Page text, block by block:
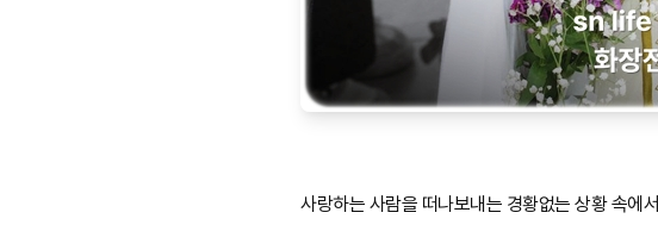
사랑하는 사람을 떠나보내는 경황없는 상황 속에서